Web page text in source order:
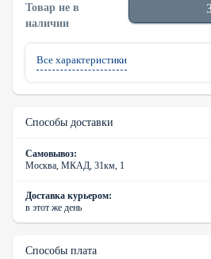
Все характеристики
Товар не в
наличии
Способы доставки
Самовывоз:
Москва, МКАД, 31км, 1
Доставка курьером:
в этот же день
Способы плата